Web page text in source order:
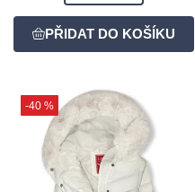
-40 %